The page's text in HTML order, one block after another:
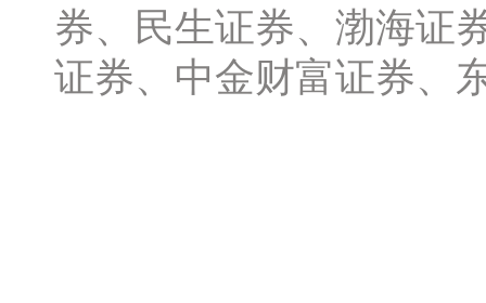
券、民生证券、渤海证
证券、中金财富证券、